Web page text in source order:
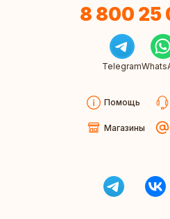
8 800 25
Telegram
Помощь
Магазины